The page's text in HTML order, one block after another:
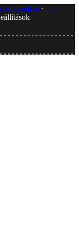
kezelése
Jogi